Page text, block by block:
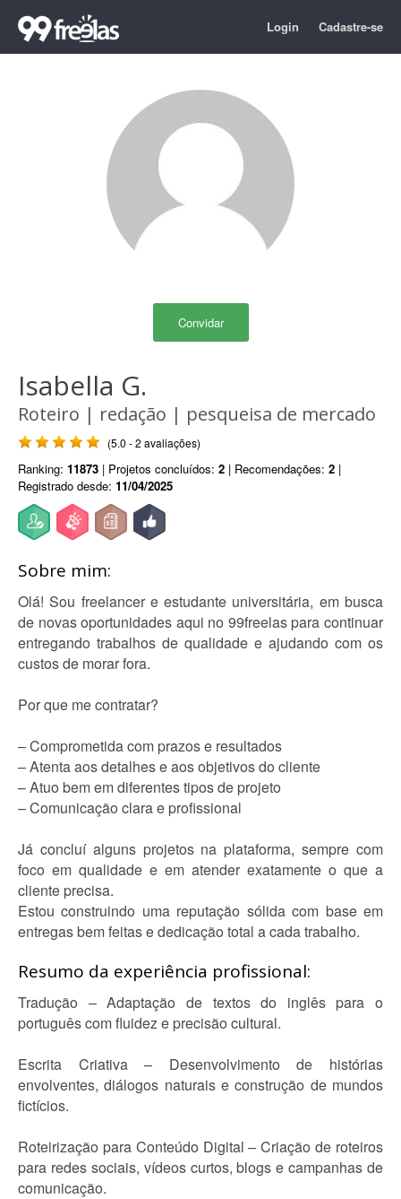
Login Cadastre-se
Convidar
Isabella G.
Roteiro | redação | pesqueisa de mercado
(5.0 - 2 avaliações)
Ranking: 11873 | Projetos concluídos: 2 | Recomendações: 2 |
Registrado desde: 11/04/2025
Sobre mim:
Olá! Sou freelancer e estudante universitária, em busca
de novas oportunidades aqui no 99freelas para continuar
entregando trabalhos de qualidade e ajudando com os
custos de morar fora.
Por que me contratar?
– Comprometida com prazos e resultados
– Atenta aos detalhes e aos objetivos do cliente
– Atuo bem em diferentes tipos de projeto
– Comunicação clara e profissional
Já concluí alguns projetos na plataforma, sempre com
foco em qualidade e em atender exatamente o que a
cliente precisa.
Estou construindo uma reputação sólida com base em
entregas bem feitas e dedicação total a cada trabalho.
Resumo da experiência profissional:
Tradução – Adaptação de textos do inglês para o
português com fluidez e precisão cultural.
Escrita Criativa – Desenvolvimento de histórias
envolventes, diálogos naturais e construção de mundos
fictícios.
Roteirização para Conteúdo Digital – Criação de roteiros
para redes sociais, vídeos curtos, blogs e campanhas de
comunicação.